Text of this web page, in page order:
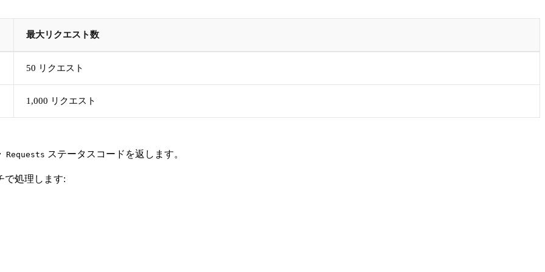
最大リクエスト数
50 リクエスト
1,000 リクエスト
Requests ステータスコードを返します。
で処理します: